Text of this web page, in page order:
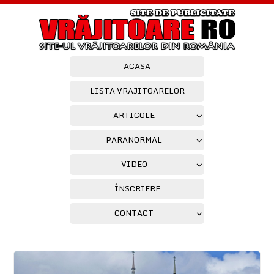
ACASA
LISTA VRAJITOARELOR
ARTICOLE
PARANORMAL
VIDEO
ÎNSCRIERE
CONTACT